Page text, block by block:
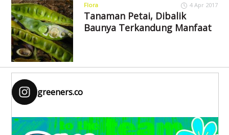
Flora 4 Apr 2017
Tanaman Petai, Dibalik
Baunya Terkandung Manfaat
greeners.co